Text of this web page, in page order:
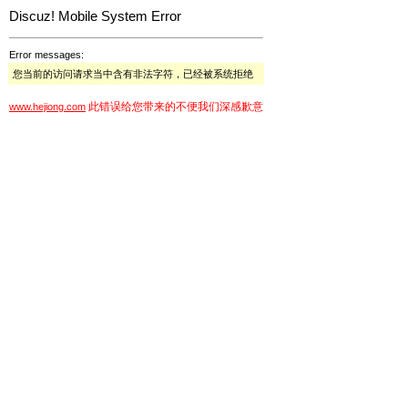
Discuz! Mobile System Error
Error messages:
您当前的访问请求当中含有非法字符，已经被系统拒绝
www.hejiong.com 此错误给您带来的不便我们深感歉意